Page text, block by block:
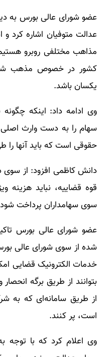
عضو شورای عالی بورس به
عدالت متوفیان اشاره کرد و
مذاهب مختلفی روبرو
کشور در خصوص مذهب
یکسان باشد.
وی ادامه داد: اینکه
سهام را به دست وارث اصلی
حقوقی است که باید آنها را
دانش کاظمی افزود: از
قوه قضاییه، نباید هزینه
سوی سهامداران پرداخت
عضو شورای عالی بورس
شده از سوی شورای عالی
خدمات الکترونیک قضایی
بتوانند از طریق برگه
از طریق سامانه‌ای که به
است، پر کنند.
وی اعلام کرد که با توجه